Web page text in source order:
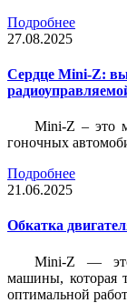
Подробнее
27.08.2025
Сердце Mini-Z:
Mini-Z – это
гоночных
Подробнее
21.06.2025
Обкатка
Mini-Z — это
машины, которая
оптимальной